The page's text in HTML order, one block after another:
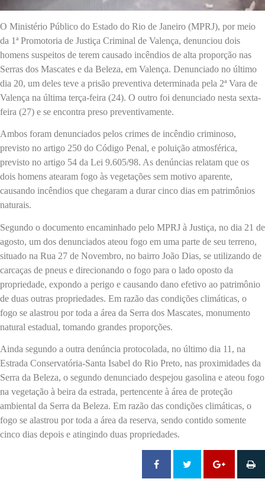
O Ministério Público do Estado do Rio de Janeiro (MPRJ), por meio
da 1ª Promotoria de Justiça Criminal de Valença, denunciou dois
homens suspeitos de terem causado incêndios de alta proporção nas
Serras dos Mascates e da Beleza, em Valença. Denunciado no último
dia 20, um deles teve a prisão preventiva determinada pela 2ª Vara de
Valença na última terça-feira (24). O outro foi denunciado nesta sexta-
feira (27) e se encontra preso preventivamente.
Ambos foram denunciados pelos crimes de incêndio criminoso,
previsto no artigo 250 do Código Penal, e poluição atmosférica,
previsto no artigo 54 da Lei 9.605/98. As denúncias relatam que os
dois homens atearam fogo às vegetações sem motivo aparente,
causando incêndios que chegaram a durar cinco dias em patrimônios
naturais.
Segundo o documento encaminhado pelo MPRJ à Justiça, no dia 21 de
agosto, um dos denunciados ateou fogo em uma parte de seu terreno,
situado na Rua 27 de Novembro, no bairro João Dias, se utilizando de
carcaças de pneus e direcionando o fogo para o lado oposto da
propriedade, expondo a perigo e causando dano efetivo ao patrimônio
de duas outras propriedades. Em razão das condições climáticas, o
fogo se alastrou por toda a área da Serra dos Mascates, monumento
natural estadual, tomando grandes proporções.
Ainda segundo a outra denúncia protocolada, no último dia 11, na
Estrada Conservatória-Santa Isabel do Rio Preto, nas proximidades da
Serra da Beleza, o segundo denunciado despejou gasolina e ateou fogo
na vegetação à beira da estrada, pertencente à área de proteção
ambiental da Serra da Beleza. Em razão das condições climáticas, o
fogo se alastrou por toda a área da reserva, sendo contido somente
cinco dias depois e atingindo duas propriedades.